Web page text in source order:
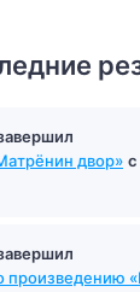
двор» с
произведению